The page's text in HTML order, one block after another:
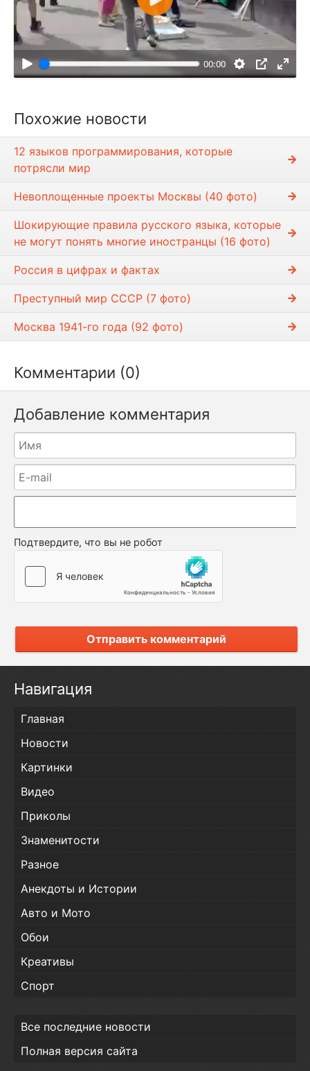
00:00
В
о
с
п
р
е
т
Похожие новости
12 языков программирования, которые
потрясли мир
Невоплощенные проекты Москвы (40 фото)
Шокирующие правила русского языка, которые
не могут понять многие иностранцы (16 фото)
Россия в цифрах и фактах
Преступный мир СССР (7 фото)
Москва 1941-го года (92 фото)
Комментарии (0)
Добавление комментария
Подтвердите, что вы не робот
Отправить комментарий
Навигация
Главная
Новости
Картинки
Видео
Приколы
Знаменитости
Разное
Анекдоты и Истории
Авто и Мото
Обои
Креативы
Спорт
Все последние новости
Полная версия сайта